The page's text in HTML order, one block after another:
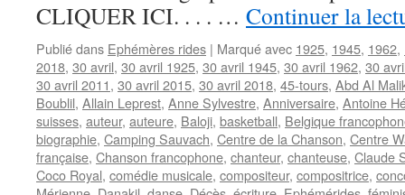
CLIQUER ICI. . . . … Continuer la
Publié dans Ephémères rides | Marqué avec 1925, 1945, 1962,
2018, 30 avril, 30 avril 1925, 30 avril 1945, 30 avril 1962, 30
30 avril 2011, 30 avril 2015, 30 avril 2018, 45-tours, Abd Al
Boublil, Allain Leprest, Anne Sylvestre, Anniversaire, Antoine
suisses, auteur, auteure, Baloji, basketball, Belgique
biographie, Camping Sauvach, Centre de la Chanson, Centre
française, Chanson francophone, chanteur, chanteuse, Claude
Coco Royal, comédie musicale, compositeur, compositrice,